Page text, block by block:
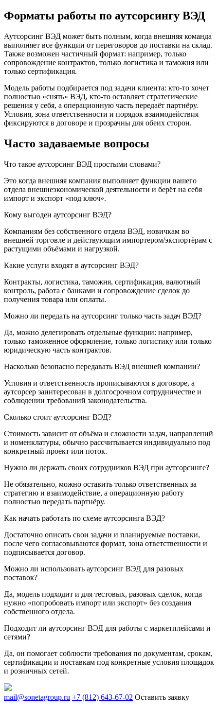
Форматы работы по аутсорсингу ВЭД
Аутсорсинг ВЭД может быть полным, когда внешняя команда
выполняет все функции от переговоров до поставки на склад.
Также возможен частичный формат: например, только
сопровождение контрактов, только логистика и таможня или
только сертификация.
Модель работы подбирается под задачи клиента: кто-то хочет
полностью «снять» ВЭД, кто-то оставляет стратегические
решения у себя, а операционную часть передаёт партнёру.
Условия, зона ответственности и порядок взаимодействия
фиксируются в договоре и прозрачны для обеих сторон.
Часто задаваемые вопросы
Что такое аутсорсинг ВЭД простыми словами?
Это когда внешняя компания выполняет функции вашего
отдела внешнеэкономической деятельности и берёт на себя
импорт и экспорт «под ключ».
Кому выгоден аутсорсинг ВЭД?
Компаниям без собственного отдела ВЭД, новичкам во
внешней торговле и действующим импортером/экспортёрам с
растущими объёмами и нагрузкой.
Какие услуги входят в аутсорсинг ВЭД?
Контракты, логистика, таможня, сертификация, валютный
контроль, работа с банками и сопровождение сделок до
получения товара или оплаты.
Можно ли передать на аутсорсинг только часть задач ВЭД?
Да, можно делегировать отдельные функции: например,
только таможенное оформление, только логистику или только
юридическую часть контрактов.
Насколько безопасно передавать ВЭД внешней компании?
Условия и ответственность прописываются в договоре, а
аутсорсер заинтересован в долгосрочном сотрудничестве и
соблюдении требований законодательства.
Сколько стоит аутсорсинг ВЭД?
Стоимость зависит от объёма и сложности задач, направлений
и номенклатуры, обычно рассчитывается индивидуально под
конкретный проект или поток.
Нужно ли держать своих сотрудников ВЭД при аутсорсинге?
Не обязательно, можно оставить только ответственных за
стратегию и взаимодействие, а операционную работу
полностью передать партнёру.
Как начать работать по схеме аутсорсинга ВЭД?
Достаточно описать свои задачи и планируемые поставки,
после чего согласовываются формат, зона ответственности и
подписывается договор.
Можно ли использовать аутсорсинг ВЭД для разовых
поставок?
Да, модель подходит и для тестовых, разовых сделок, когда
нужно «попробовать импорт или экспорт» без создания
собственного отдела.
Подходит ли аутсорсинг ВЭД для работы с маркетплейсами и
сетями?
Да, он помогает соблюсти требования по документам, срокам,
сертификации и поставкам под конкретные условия площадок
и розничных сетей.
mail@sonetagroup.ru +7 (812) 643-67-02 Оставить заявку